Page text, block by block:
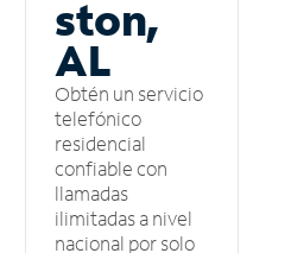
ston,
AL
Obtén un servicio
telefónico
residencial
confiable con
llamadas
ilimitadas a nivel
nacional por solo